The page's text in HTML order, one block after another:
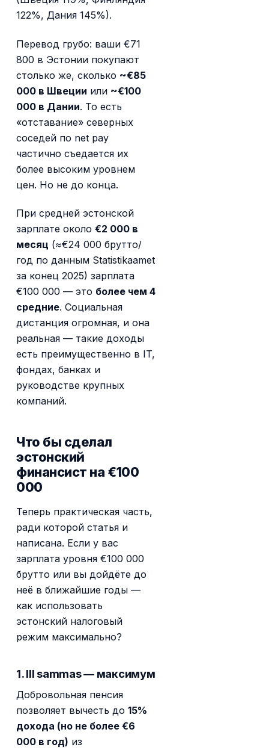
122%, Дания 145%).
Перевод грубо: ваши €71
800 в Эстонии покупают
столько же, сколько ~€85
000 в Швеции или ~€100
000 в Дании. То есть
«отставание» северных
соседей по net pay
частично съедается их
более высоким уровнем
цен. Но не до конца.
При средней эстонской
зарплате около€2 000 в
месяц (≈€24 000 брутто/
год по данным Statistikaamet
за конец 2025) зарплата
€100 000 — это более чем 4
средние. Социальная
дистанция огромная, и она
реальная — такие доходы
есть преимущественно в IT,
фондах, банках и
руководстве крупных
компаний.
Что бы сделал
эстонский
финансист на €100
000
Теперь практическая часть,
ради которой статья и
написана. Если у вас
зарплата уровня €100 000
брутто или вы дойдёте до
неё в ближайшие годы —
как использовать
эстонский налоговый
режим максимально?
1. III sammas — максимум
Добровольная пенсия
позволяет вычесть до15%
дохода (но не более €6
000 в год) из